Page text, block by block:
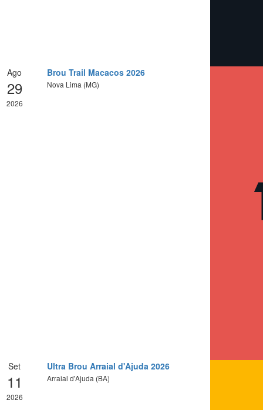
Ago
29
2026
Brou Trail Macacos 2026
Nova Lima (MG)
Set
11
2026
Ultra Brou Arraial d'Ajuda 2026
Arraial d'Ajuda (BA)